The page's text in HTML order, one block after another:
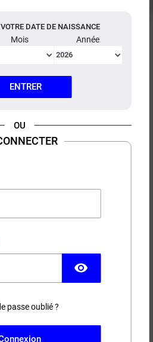
DATE DE NAISSANCE
Mois Année
ENTRER
OU
visibility
passe oublié ?
(2 avis)
€
STOCK